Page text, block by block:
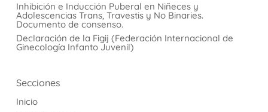
Inhibición e Inducción Puberal en Niñeces y
Adolescencias Trans, Travestis y No Binaries.
Documento de consenso.
Declaración de la Figij (Federación Internacional de
Ginecología Infanto Juvenil)
Secciones
Inicio